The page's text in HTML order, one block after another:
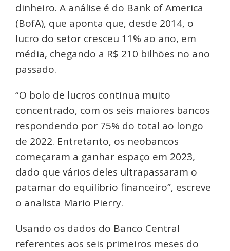
dinheiro. A análise é do Bank of America
(BofA), que aponta que, desde 2014, o
lucro do setor cresceu 11% ao ano, em
média, chegando a R$ 210 bilhões no ano
passado.
“O bolo de lucros continua muito
concentrado, com os seis maiores bancos
respondendo por 75% do total ao longo
de 2022. Entretanto, os neobancos
começaram a ganhar espaço em 2023,
dado que vários deles ultrapassaram o
patamar do equilíbrio financeiro”, escreve
o analista Mario Pierry.
Usando os dados do Banco Central
referentes aos seis primeiros meses do